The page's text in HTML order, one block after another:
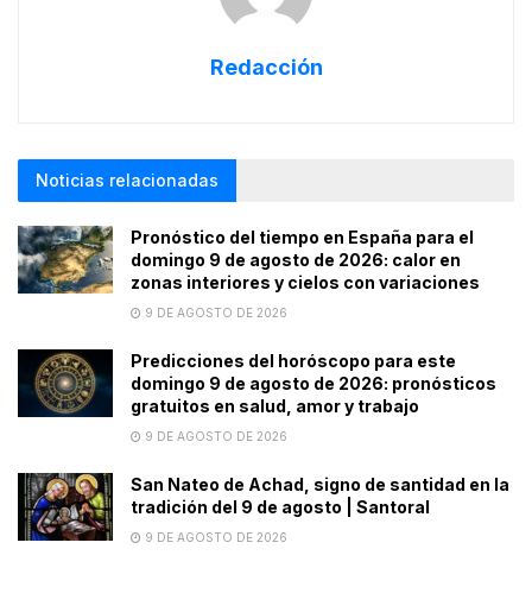
Redacción
Noticias relacionadas
Pronóstico del tiempo en España para el
domingo 9 de agosto de 2026: calor en
zonas interiores y cielos con variaciones
9 DE AGOSTO DE 2026
Predicciones del horóscopo para este
domingo 9 de agosto de 2026: pronósticos
gratuitos en salud, amor y trabajo
9 DE AGOSTO DE 2026
San Nateo de Achad, signo de santidad en la
tradición del 9 de agosto | Santoral
9 DE AGOSTO DE 2026